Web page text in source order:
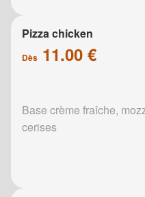
Pizza chicken
Dès 11.00 €
Base crème fraîche,
cerises